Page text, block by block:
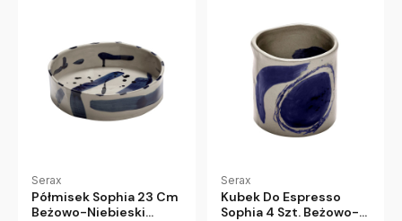
Serax
Półmisek Sophia 23 Cm
Beżowo-Niebieski
Serax
Kubek Do Espresso
Sophia 4 Szt. Beżowo-